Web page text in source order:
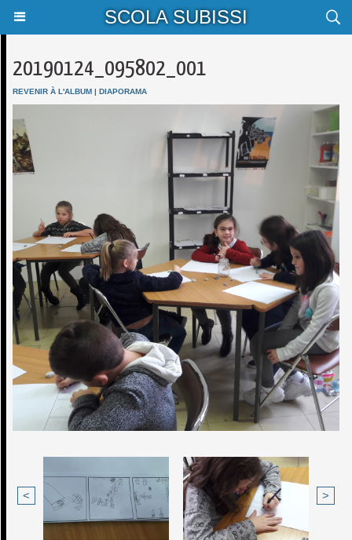
SCOLA SUBISSI
20190124_095802_001
REVENIR À L'ALBUM | DIAPORAMA
< >